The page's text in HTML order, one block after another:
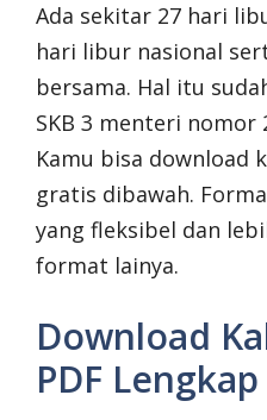
Ada sekitar 27 hari
hari libur nasional
bersama. Hal itu
SKB 3 menteri nomor
Kamu bisa download
gratis dibawah.
yang fleksibel dan
format lainya.
Download
PDF Lengkap